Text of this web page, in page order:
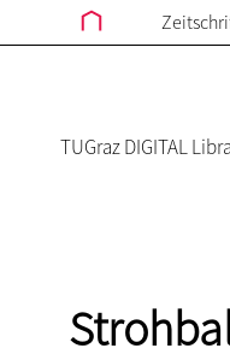
TUGraz DIGITAL